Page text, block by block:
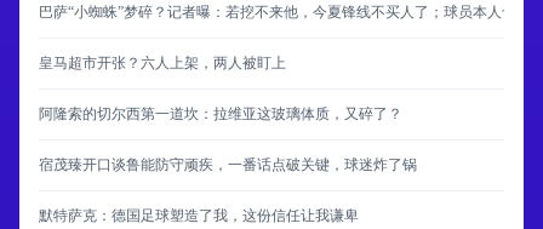
巴萨“小蜘蛛”梦碎？记者曝：若挖不来他，今夏锋线不买人了；球员本人也不
皇马超市开张？六人上架，两人被盯上
阿隆索的切尔西第一道坎：拉维亚这玻璃体质，又碎了？
宿茂臻开口谈鲁能防守顽疾，一番话点破关键，球迷炸了锅
默特萨克：德国足球塑造了我，这份信任让我谦卑